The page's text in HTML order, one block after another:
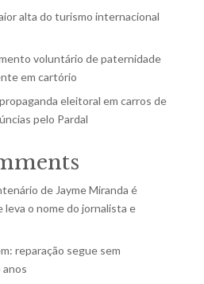
alta do turismo internacional
voluntário de paternidade
em cartório
eleitoral em carros de
pelo Pardal
de Jayme Miranda é
leva o nome do jornalista e
reparação segue sem